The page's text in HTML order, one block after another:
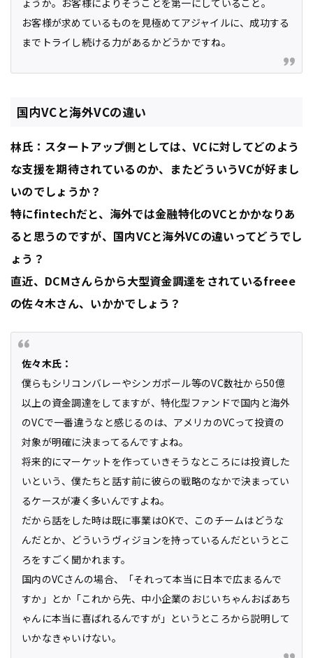
ょうか。お客様によりそうことを第一にしていること。
お客様が求めているものを見極めてアジャイルに、成功する
までトライし続ける力があるかどうかですね。
国内VCと海外VCの違い
林氏：スタートアップ側としては、VCに対してどのよう
な支援を期待されているのか、またどういうVCが好まし
いのでしょうか？
特にfintechだと、海外では金融特化のVCとかかなりあ
ると思うのですが、国内VCと海外VCの違いってどうでし
ょう？
直近、DCMさんらから大型資金調達をされているfreee
の佐々木さん、いかかでしょう？
佐々木氏：
僕らもシリコンバレーやシンガポール等のVC数社から50億
以上の資金調達をしてますが、特化型ファンドで国内と海外
のVCで一番違うなと感じるのは、アメリカのVCって投資の
対象が明確に決まってるんですよね。
将来的にマーケットを作っていきそうなところには投資した
いという、僕たちと話す前に彼らの戦略のなかで決まってい
るケースが凄く多いんですよね。
だから話をした時は既に事業はOKで、このチームはどうな
んだとか、どういうヴィジョンを持っているんだというとこ
ろをすごく聞かれます。
国内のVCさんの場合、「それって本当に日本で広まるんで
すか」とか「これから先、中小企業のおじいちゃんおばあち
ゃんに本当に喜ばれるんですが」というところから説明して
いかなきゃいけない。